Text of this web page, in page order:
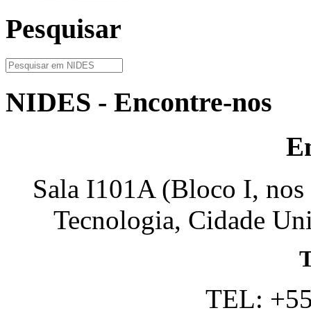
Pesquisar
NIDES - Encontre-nos
Sala I101A (Bloco I,
Tecnologia, Cidade
TEL: